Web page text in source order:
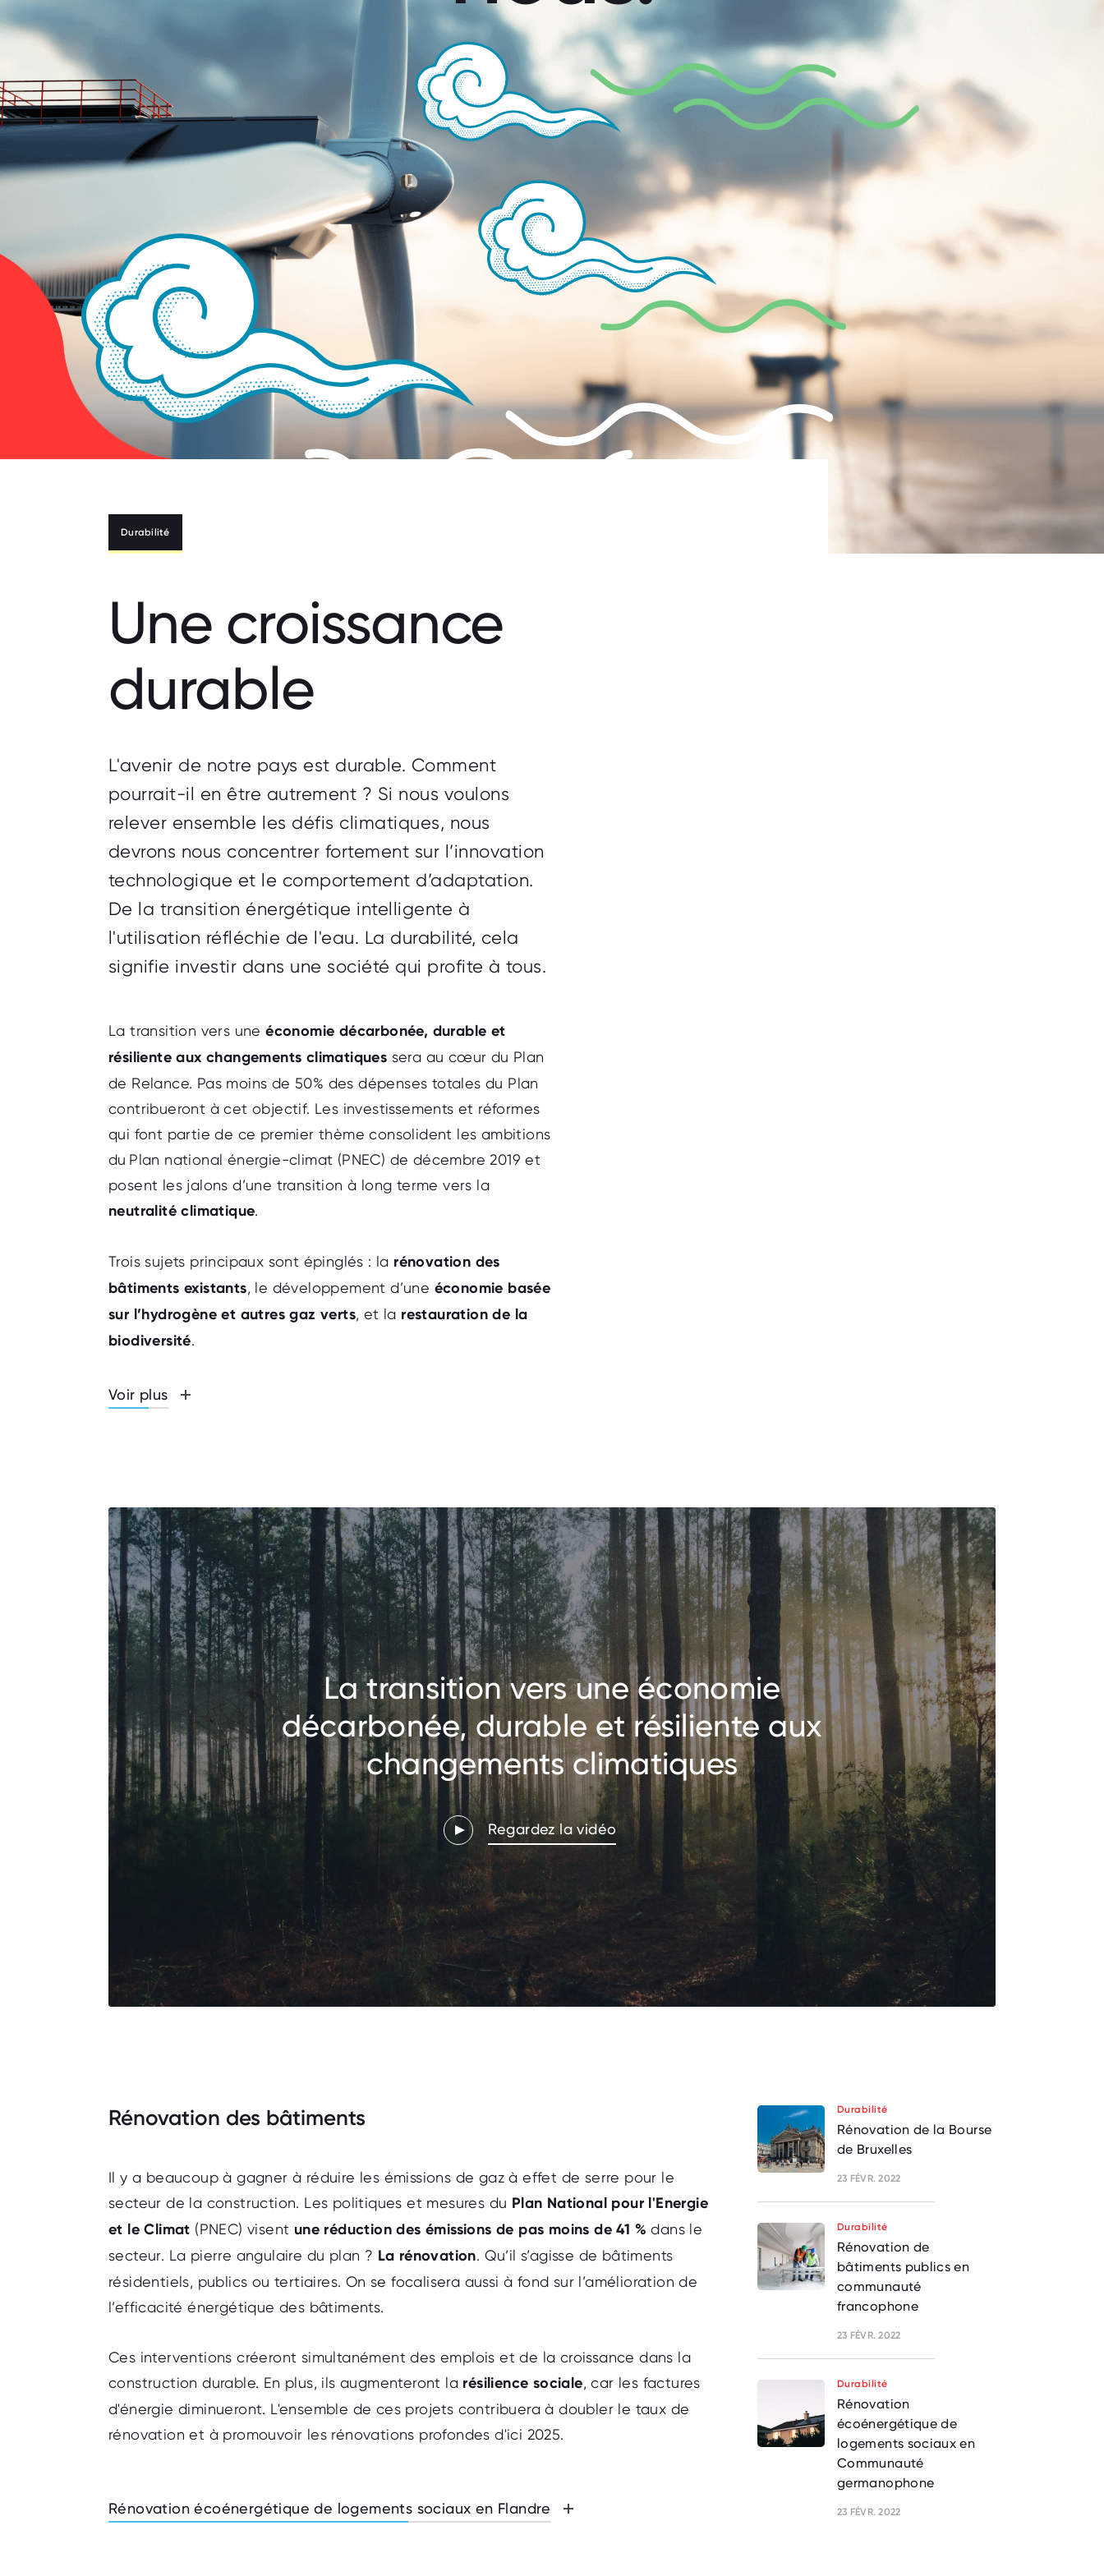
NL
Durabilité
Une croissance
durable
L'avenir de notre pays est durable. Comment
pourrait-il en être autrement ? Si nous voulons
relever ensemble les défis climatiques, nous
devrons nous concentrer fortement sur l’innovation
technologique et le comportement d’adaptation.
De la transition énergétique intelligente à
l'utilisation réfléchie de l'eau. La durabilité, cela
signifie investir dans une société qui profite à tous.
La transition vers uneéconomie décarbonée, durable et
résiliente aux changements climatiques sera au cœur du Plan
de Relance. Pas moins de 50% des dépenses totales du Plan
contribueront à cet objectif. Les investissements et réformes
qui font partie de ce premier thème consolident les ambitions
du Plan national énergie-climat (PNEC) de décembre 2019 et
posent les jalons d’une transition à long terme vers la
neutralité climatique.
Trois sujets principaux sont épinglés : la rénovation des
bâtiments existants, le développement d’une économie basée
sur l’hydrogène et autres gaz verts, et la restauration de la
biodiversité.
Voir plus
La transition vers une économie
décarbonée, durable et résiliente aux
changements climatiques
Regardez la vidéo
Rénovation des bâtiments
Il y a beaucoup à gagner à réduire les émissions de gaz à effet de serre pour le
secteur de la construction. Les politiques et mesures du Plan National pour l'Energie
et le Climat (PNEC) visent une réduction des émissions de pas moins de 41 % dans le
secteur. La pierre angulaire du plan ? La rénovation. Qu’il s’agisse de bâtiments
résidentiels, publics ou tertiaires. On se focalisera aussi à fond sur l’amélioration de
l’efficacité énergétique des bâtiments.
Ces interventions créeront simultanément des emplois et de la croissance dans la
construction durable. En plus, ils augmenteront la résilience sociale, car les factures
d'énergie diminueront. L'ensemble de ces projets contribuera à doubler le taux de
rénovation et à promouvoir les rénovations profondes d'ici 2025.
Rénovation écoénergétique de logements sociaux en Flandre
Durabilité
Rénovation de la Bourse
de Bruxelles
23 FÉVR. 2022
Durabilité
Rénovation de
bâtiments publics en
communauté
francophone
23 FÉVR. 2022
Durabilité
Rénovation
écoénergétique de
logements sociaux en
Communauté
germanophone
23 FÉVR. 2022